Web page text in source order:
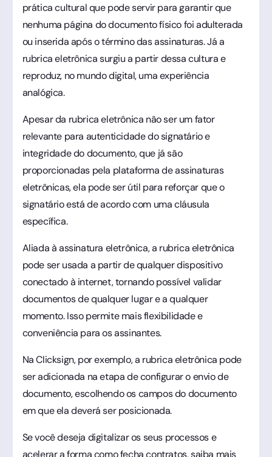
prática cultural que pode servir para garantir que
nenhuma página do documento físico foi adulterada
ou inserida após o término das assinaturas. Já a
rubrica eletrônica surgiu a partir dessa cultura e
reproduz, no mundo digital, uma experiência
analógica.
Apesar da rubrica eletrônica não ser um fator
relevante para autenticidade do signatário e
integridade do documento, que já são
proporcionadas pela plataforma de assinaturas
eletrônicas, ela pode ser útil para reforçar que o
signatário está de acordo com uma cláusula
específica.
Aliada à assinatura eletrônica, a rubrica eletrônica
pode ser usada a partir de qualquer dispositivo
conectado à internet, tornando possível validar
documentos de qualquer lugar e a qualquer
momento. Isso permite mais flexibilidade e
conveniência para os assinantes.
Na Clicksign, por exemplo, a rubrica eletrônica pode
ser adicionada na etapa de configurar o envio de
documento, escolhendo os campos do documento
em que ela deverá ser posicionada.
Se você deseja digitalizar os seus processos e
acelerar a forma como fecha contratos, saiba mais